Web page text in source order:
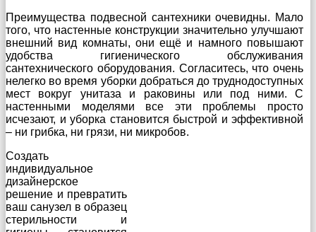
Преимущества подвесной сантехники очевидны. Мало
того, что настенные конструкции значительно улучшают
внешний вид комнаты, они ещё и намного повышают
удобства гигиенического обслуживания
сантехнического оборудования. Согласитесь, что очень
нелегко во время уборки добраться до труднодоступных
мест вокруг унитаза и раковины или под ними. С
настенными моделями все эти проблемы просто
исчезают, и уборка становится быстрой и эффективной
– ни грибка, ни грязи, ни микробов.
Создать
индивидуальное
дизайнерское
решение и превратить
ваш санузел в образец
стерильности и